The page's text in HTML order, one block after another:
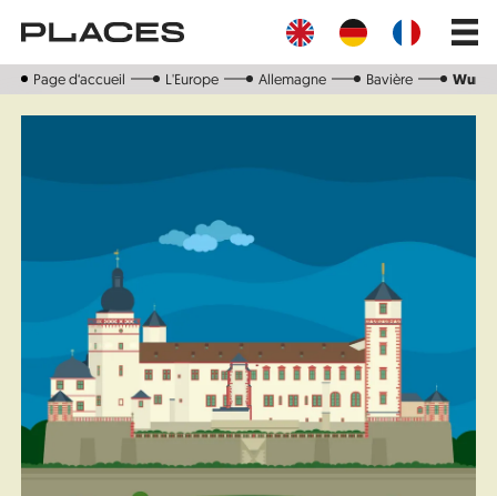
contenu
Main
Page d‘accueil L'Europe Allemagne Bavière